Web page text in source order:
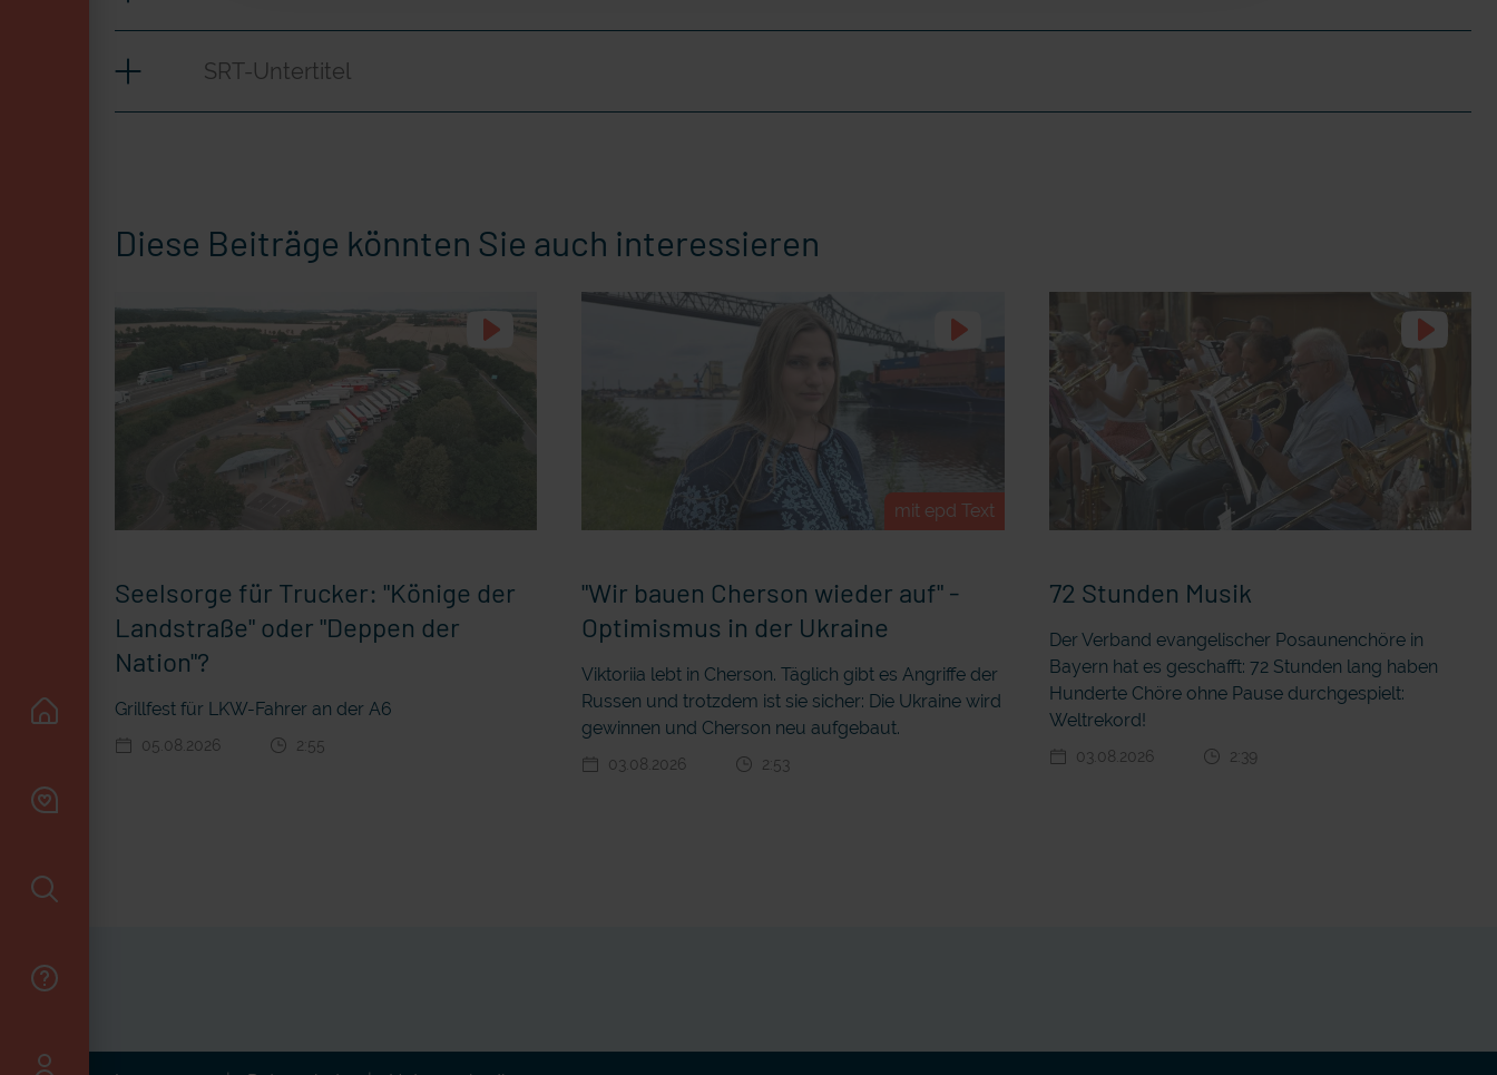
SRT-Untertitel
Diese Beiträge könnten Sie auch interessieren
Seelsorge für Trucker: "Könige der
Landstraße" oder "Deppen der
Nation"?
Grillfest für LKW-Fahrer an der A6
05.08.2026 2:55
mit epd Text
"Wir bauen Cherson wieder auf" -
Optimismus in der Ukraine
Viktoriia lebt in Cherson. Täglich gibt es Angriffe der
Russen und trotzdem ist sie sicher: Die Ukraine wird
gewinnen und Cherson neu aufgebaut.
03.08.2026 2:53
72 Stunden Musik
Der Verband evangelischer Posaunenchöre in
Bayern hat es geschafft: 72 Stunden lang haben
Hunderte Chöre ohne Pause durchgespielt:
Weltrekord!
03.08.2026 2:39